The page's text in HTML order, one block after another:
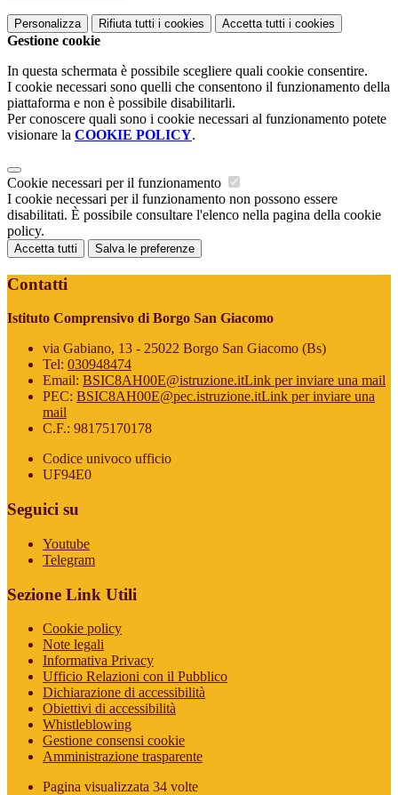
Personalizza Rifiuta tutti i cookies Accetta tutti i cookies
Gestione cookie
In questa schermata è possibile scegliere quali cookie consentire.
I cookie necessari sono quelli che consentono il funzionamento della
piattaforma e non è possibile disabilitarli.
Per conoscere quali sono i cookie necessari al funzionamento potete
visionare la COOKIE POLICY.
Cookie necessari per il funzionamento
I cookie necessari per il funzionamento non possono essere
disabilitati. È possibile consultare l'elenco nella pagina della cookie
policy.
Accetta tutti Salva le preferenze
Contatti
Istituto Comprensivo di Borgo San Giacomo
via Gabiano, 13 - 25022 Borgo San Giacomo (Bs)
Tel: 030948474
Email: BSIC8AH00E@istruzione.itLink per inviare una mail
PEC: BSIC8AH00E@pec.istruzione.itLink per inviare una
mail
C.F.: 98175170178
Codice univoco ufficio
UF94E0
Seguici su
Youtube
Telegram
Sezione Link Utili
Cookie policy
Note legali
Informativa Privacy
Ufficio Relazioni con il Pubblico
Dichiarazione di accessibilità
Obiettivi di accessibilità
Whistleblowing
Gestione consensi cookie
Amministrazione trasparente
Pagina visualizzata 34 volte